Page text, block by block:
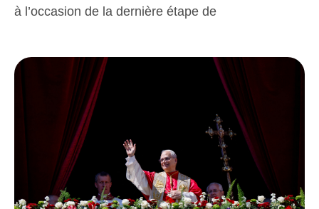
à l’occasion de la dernière étape de